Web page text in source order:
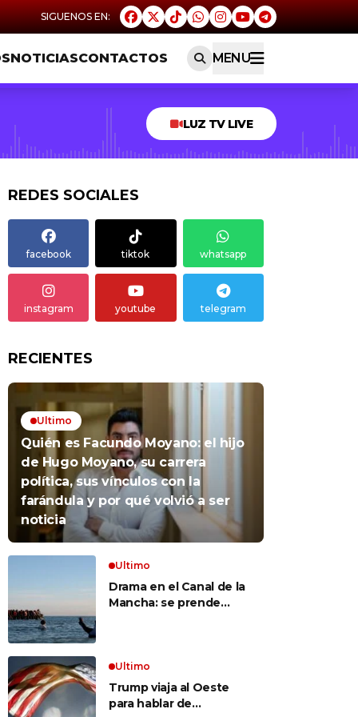
NOTICIASCONTACTOS MENU
LUZ TV LIVE
REDES SOCIALES
facebook tiktok whatsapp
instagram youtube telegram
RECIENTES
Ultimo
Quién es Facundo Moyano: el hijo
de Hugo Moyano, su carrera
política, sus vínculos con la
farándula y por qué volvió a ser
noticia
Ultimo
Drama en el Canal de la
Mancha: se prende
Ultimo
Trump viaja al Oeste
para hablar de